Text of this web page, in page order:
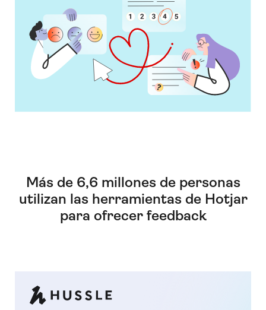
Más de 6,6 millones de personas
utilizan las herramientas de Hotjar
para ofrecer feedback